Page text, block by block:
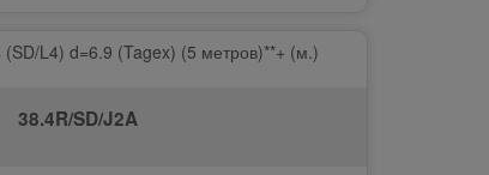
(SD/L4) d=6.9 (Tagex) (5 метров)**+ (м.)
38.4R/SD/J2A